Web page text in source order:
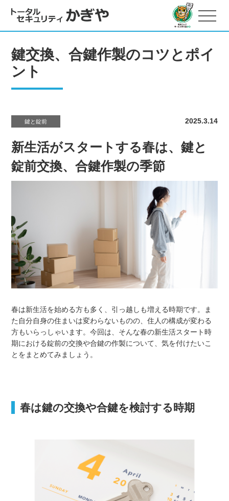
鍵交換、合鍵作製のコツとポイ
ント
鍵と錠前 2025.3.14
新生活がスタートする春は、鍵と
錠前交換、合鍵作製の季節
春は新生活を始める方も多く、引っ越しも増える時期です。ま
た自分自身の住まいは変わらないものの、住人の構成が変わる
方もいらっしゃいます。今回は、そんな春の新生活スタート時
期における錠前の交換や合鍵の作製について、気を付けたいこ
とをまとめてみましょう。
春は鍵の交換や合鍵を検討する時期